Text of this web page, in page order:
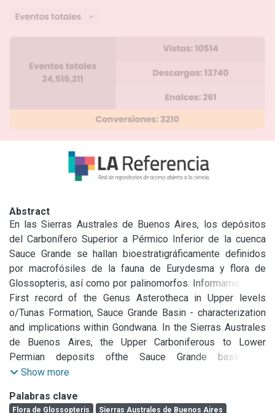
Abstract
En las Sierras Australes de Buenos Aires, los depósitos
del Carbonífero Superior a Pérmico Inferior de la cuenca
Sauce Grande se hallan bioestratigráficamente definidos
por macrofósiles de la fauna de Eurydesma y flora de
Glossopteris, así como por palinomorfos. Informamos aquí
el hallazgo de ejemplares de Asterotheca sp. cf. A.
andersonii junto a Paracalamites sp. en estratos superiores
de la Formación Tunas. La localidad dista alrededor de 5 km
de la cantera Las Mostazas, donde se registran ejemplares
de la flora de Glossopteris. Si bien Asterotheca es un
género no descrito hasta el presente en la cuenca Sauce
coetáneas del país y de Gondwana, como las de Paganzo,
First record of the Genus Asterotheca in Upper levels
o/Tunas Formation, Sauce Grande Basin - characterization
and implications within Gondwana. In the Sierras Australes
de Buenos Aires, the Upper Carboniferous to Lower
Permian deposits ofthe Sauce Grande basin are
biostratigraphically constrained by macrofossils ofthe
palinofossils. In this contribution we record the finding of
Show more
Palabras clave
Flora de Glossopteris
Sierras Australes de Buenos Aires